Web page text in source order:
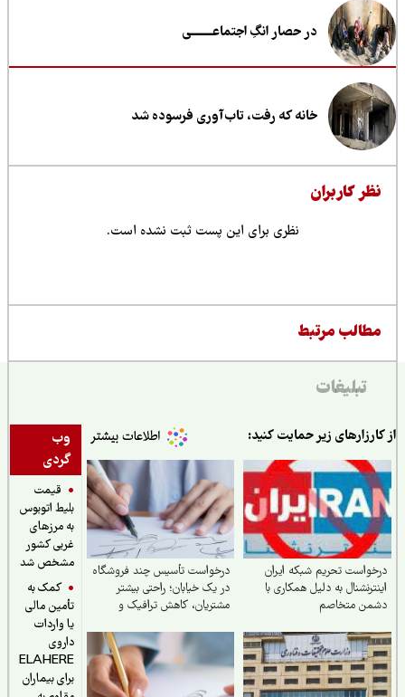
در حصار انگِ اجتماعــــــــی
خانه که رفت، تاب‌آوری فرسوده شد
کاربران
نظری برای این پست ثبت نشده است.
مرتبط
تبلیغات
وب
گردی
قیمت
بلیط اتوبوس
به مرزهای
غربی کشور
مشخص شد
کمک به
تأمین مالی
یا واردات
داروی
ELAHERE
برای بیماران
زیر حمایت کنید:
تحریم شبکه ایران
به دلیل همکاری با
متخاصم
درخواست تأسیس چند فروشگاه
در یک خیابان؛ راحتی بیشتر
مشتریان، کاهش ترافیک و